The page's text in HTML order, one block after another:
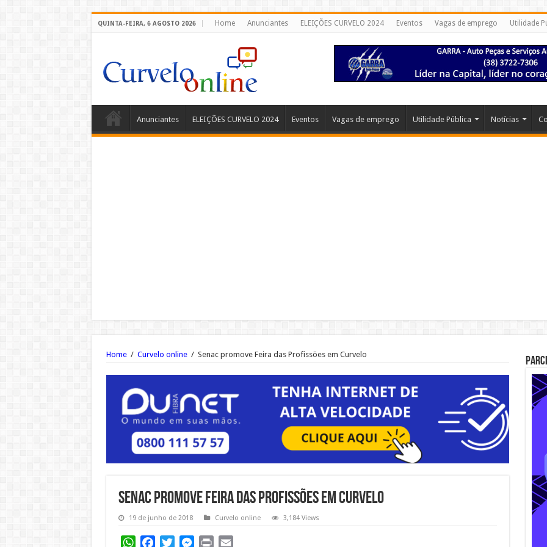
QUINTA-FEIRA, 6 AGOSTO 2026 Home Anunciantes ELEIÇÕES CURVELO 2024 Eventos Vagas de emprego Utilidade
Anunciantes ELEIÇÕES CURVELO 2024 Eventos Vagas de emprego Utilidade Pública Notícias
Home / Curvelo online / Senac promove Feira das Profissões em Curvelo
Senac promove Feira das Profissões em Curvelo
19 de junho de 2018 Curvelo online 3,184 Views
WhatsAppFacebookTwitterMessenger
Print